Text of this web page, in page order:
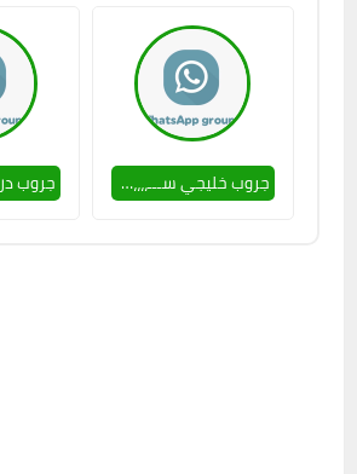
جروب خليجي ســـ،،،،ــاخن 🔥💕